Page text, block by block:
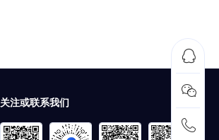
关注或联系我们


